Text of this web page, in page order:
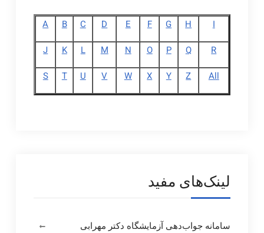
I
H
G
F
E
D
C
B
A
R
Q
P
O
N
M
L
K
J
All
Z
Y
X
W
V
U
T
S
لینک‌های مفید
سامانه جواب‌دهی آزمایشگاه دکتر مهرابی